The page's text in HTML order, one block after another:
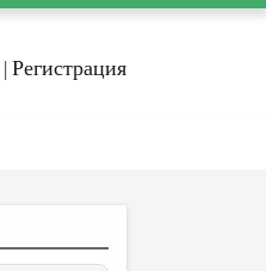
| Регистрация